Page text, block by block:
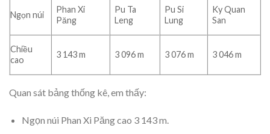
Ngọn núi
Phan Xi
Păng
Pu Ta
Leng
Pu Si
Lung
Ky Quan
San
Chiều
cao
3 143 m 3 096 m 3 076 m 3 046 m
Quan sát bảng thống kê, em thấy:
Ngọn núi Phan Xi Păng cao 3 143 m.